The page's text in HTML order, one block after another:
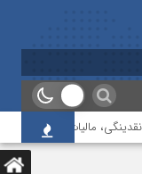
مالیات و افت عملیات